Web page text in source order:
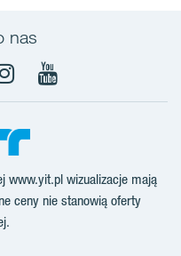
nas
YouTube
www.yit.pl wizualizacje mają
ceny nie stanowią oferty